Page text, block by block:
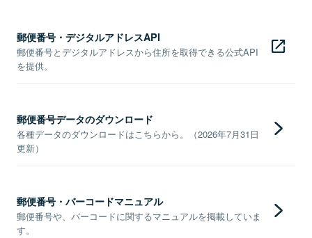
郵便番号・デジタルアドレスAPI
郵便番号とデジタルアドレスから住所を取得できる公式API
を提供。
郵便番号データのダウンロード
各種データのダウンロードはこちらから。（2026年7月31日
更新）
郵便番号・バーコードマニュアル
郵便番号や、バーコードに関するマニュアルを掲載していま
す。